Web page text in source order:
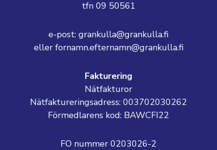
tfn 09 50561
e-post: grankulla@grankulla.fi
eller fornamn.efternamn@grankulla.fi
Fakturering
Nätfakturor
Nätfaktureringsadress: 003702030262
Förmedlarens kod: BAWCFI22
FO nummer 0203026-2